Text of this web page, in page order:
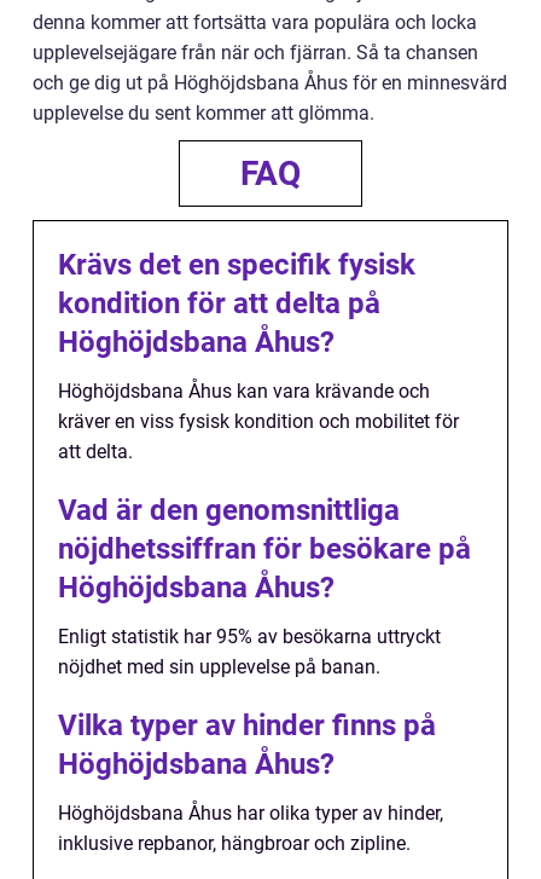
denna kommer att fortsätta vara populära och locka
upplevelsejägare från när och fjärran. Så ta chansen
och ge dig ut på Höghöjdsbana Åhus för en minnesvärd
upplevelse du sent kommer att glömma.
FAQ
Krävs det en specifik fysisk
kondition för att delta på
Höghöjdsbana Åhus?
Höghöjdsbana Åhus kan vara krävande och
kräver en viss fysisk kondition och mobilitet för
att delta.
Vad är den genomsnittliga
nöjdhetssiffran för besökare på
Höghöjdsbana Åhus?
Enligt statistik har 95% av besökarna uttryckt
nöjdhet med sin upplevelse på banan.
Vilka typer av hinder finns på
Höghöjdsbana Åhus?
Höghöjdsbana Åhus har olika typer av hinder,
inklusive repbanor, hängbroar och zipline.